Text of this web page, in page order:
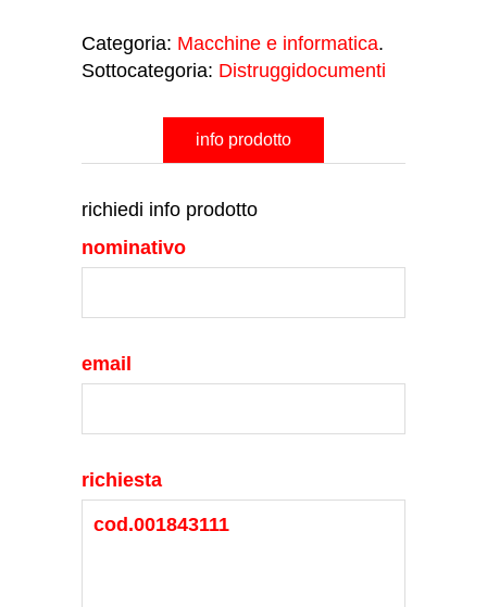
Categoria: Macchine e informatica.
Sottocategoria: Distruggidocumenti
info prodotto
richiedi info prodotto
nominativo
email
richiesta